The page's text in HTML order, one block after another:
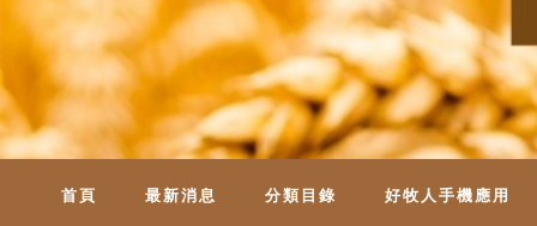
首頁 最新消息 分類目錄 好牧人手機應用